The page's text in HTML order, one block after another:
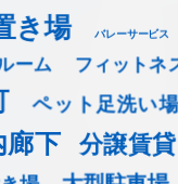
き場 バレーサービス
ーム フィットネ
ペット足洗い場
廊下 分譲賃貸